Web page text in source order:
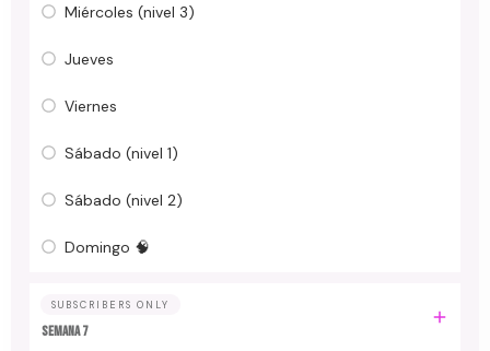
Miércoles (nivel 3)
Jueves
Viernes
Sábado (nivel 1)
Sábado (nivel 2)
Domingo 🧠
SUBSCRIBERS ONLY
Semana 7